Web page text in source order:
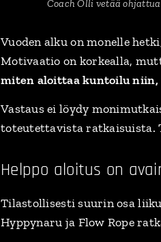
Coach Olli vetää
Vuoden alku on monelle
Motivaatio on korkealla,
miten aloittaa kuntoilu niin,
Vastaus ei löydy
toteutettavista ratkaisuista.
Helppo aloitus on
Tilastollisesti suurin osa
Hyppynaru ja Flow Rope